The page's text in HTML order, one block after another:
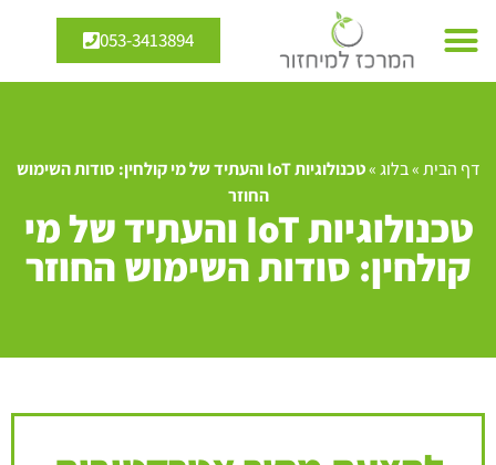
053-3413894
דף הבית»בלוג»
טכנולוגיות IoT והעתיד של מי קולחין: סודות השימוש
החוזר
טכנולוגיות IoT והעתיד של מי
קולחין: סודות השימוש החוזר